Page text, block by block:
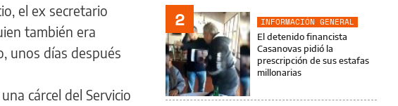
el ex secretario
también era
unos días después
cárcel del Servicio
2
INFORMACIÓN GENERAL
El detenido financista
Casanovas pidió la
prescripción de sus estafas
millonarias